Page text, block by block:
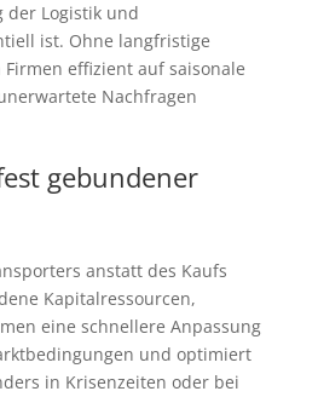
der Logistik und
ist. Ohne langfristige
effizient auf saisonale
Nachfragen
gebundener
anstatt des Kaufs
Kapitalressourcen,
eine schnellere Anpassung
und optimiert
in Krisenzeiten oder bei